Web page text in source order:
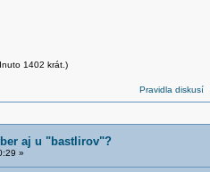
1402 krát.)
Pravidla diskusí
aj u "bastlirov"?
»